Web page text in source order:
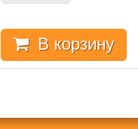
В корзину